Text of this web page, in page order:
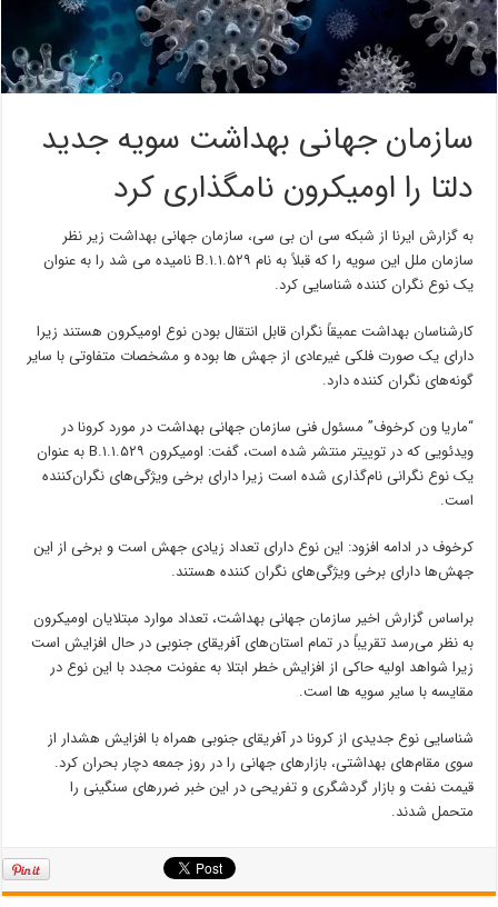
سازمان جهانی بهداشت سویه جدید
دلتا را اومیکرون نامگذاری کرد
به گزارش ایرنا از شبکه سی ان بی سی، سازمان جهانی بهداشت زیر نظر
سازمان ملل این سویه را که قبلاً به نام B.۱.۱.۵۲۹ نامیده می شد را به عنوان
یک نوع نگران کننده شناسایی کرد.
کارشناسان بهداشت عمیقاً نگران قابل انتقال بودن نوع اومیکرون هستند زیرا
دارای یک صورت فلکی غیرعادی از جهش ها بوده و مشخصات متفاوتی با سایر
گونه‌های نگران کننده دارد.
“ماریا ون کرخوف” مسئول فنی سازمان جهانی بهداشت در مورد کرونا در
ویدئویی که در توییتر منتشر شده است، گفت: اومیکرون B.۱.۱.۵۲۹ به‌ عنوان
یک نوع نگرانی نام‌گذاری شده است زیرا دارای برخی ویژگی‌های نگران‌کننده
است.
کرخوف در ادامه افزود: این نوع دارای تعداد زیادی جهش است و برخی از این
جهش‌ها دارای برخی ویژگی‌های نگران کننده هستند.
براساس گزارش اخیر سازمان جهانی بهداشت، تعداد موارد مبتلایان اومیکرون
به نظر می‌رسد تقریباً در تمام استان‌های آفریقای جنوبی در حال افزایش است
زیرا شواهد اولیه حاکی از افزایش خطر ابتلا به عفونت مجدد با این نوع در
مقایسه با سایر سویه ها است.
شناسایی نوع جدیدی از کرونا در آفریقای جنوبی همراه با افزایش هشدار از
سوی مقام‌های بهداشتی، بازارهای جهانی را در روز جمعه دچار بحران کرد.
قیمت نفت و بازار گردشگری و تفریحی در این خبر ضررهای سنگینی را
متحمل شدند.